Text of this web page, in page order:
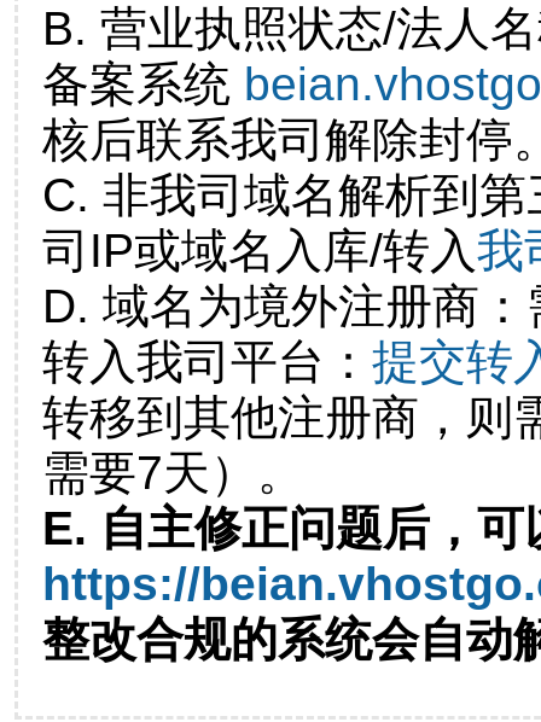
B. 营业执照状态/法人
备案系统
核后联系我司解除封停
C. 非我司域名解析到
司IP或域名入库/转入我
D. 域名为境外注册商
转入我司平台： 提交转
转移到其他注册商，则
需要7天）。
E. 自主修正问题后，可
https://
整改合规的系统会自动